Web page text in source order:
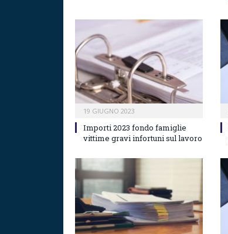
19 GIUGNO 2023
Importi 2023 fondo famiglie
vittime gravi infortuni sul lavoro